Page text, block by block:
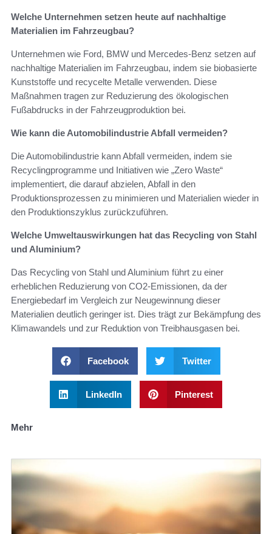
Welche Unternehmen setzen heute auf nachhaltige
Materialien im Fahrzeugbau?
Unternehmen wie Ford, BMW und Mercedes-Benz setzen auf
nachhaltige Materialien im Fahrzeugbau, indem sie biobasierte
Kunststoffe und recycelte Metalle verwenden. Diese
Maßnahmen tragen zur Reduzierung des ökologischen
Fußabdrucks in der Fahrzeugproduktion bei.
Wie kann die Automobilindustrie Abfall vermeiden?
Die Automobilindustrie kann Abfall vermeiden, indem sie
Recyclingprogramme und Initiativen wie „Zero Waste“
implementiert, die darauf abzielen, Abfall in den
Produktionsprozessen zu minimieren und Materialien wieder in
den Produktionszyklus zurückzuführen.
Welche Umweltauswirkungen hat das Recycling von Stahl
und Aluminium?
Das Recycling von Stahl und Aluminium führt zu einer
erheblichen Reduzierung von CO2-Emissionen, da der
Energiebedarf im Vergleich zur Neugewinnung dieser
Materialien deutlich geringer ist. Dies trägt zur Bekämpfung des
Klimawandels und zur Reduktion von Treibhausgasen bei.
Facebook Twitter
LinkedIn Pinterest
Mehr